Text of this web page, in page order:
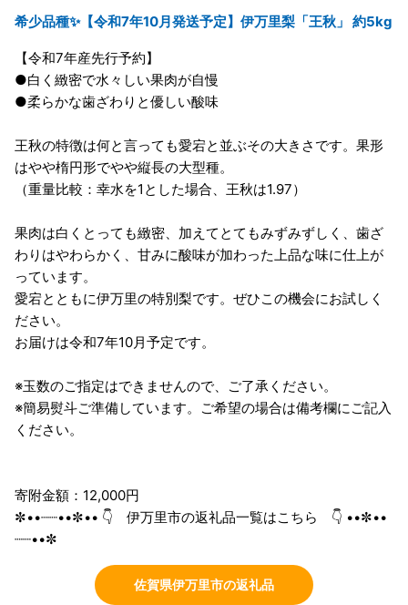
希少品種✨【令和7年10月発送予定】伊万里梨「王秋」 約5kg
【令和7年産先行予約】
●白く緻密で水々しい果肉が自慢
●柔らかな歯ざわりと優しい酸味
王秋の特徴は何と言っても愛宕と並ぶその大きさです。果形
はやや楕円形でやや縦長の大型種。
（重量比較：幸水を1とした場合、王秋は1.97）
果肉は白くとっても緻密、加えてとてもみずみずしく、歯ざ
わりはやわらかく、甘みに酸味が加わった上品な味に仕上が
っています。
愛宕とともに伊万里の特別梨です。ぜひこの機会にお試しく
ださい。
お届けは令和7年10月予定です。
※玉数のご指定はできませんので、ご了承ください。
※簡易熨斗ご準備しています。ご希望の場合は備考欄にご記入
ください。
寄附金額：12,000円
✼••┈┈••✼•• 👇 伊万里市の返礼品一覧はこちら 👇 ••✼••
┈┈••✼
佐賀県伊万里市の返礼品